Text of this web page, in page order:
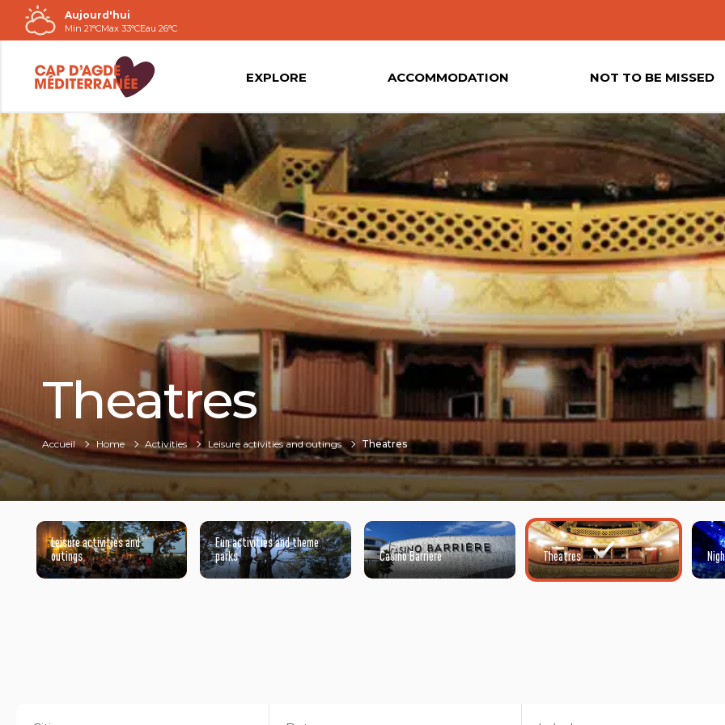
Passer
au
contenu
Aujourd'hui
Min 21°CMax 33°CEau 26°C
EXPLORE ACCOMMODATION NOT TO BE MISSED
Theatres
Accueil Home Activities Leisure activities and outings Theatres
Leisure activities and
outings
Fun activities and theme
parks
Casino Barrière Theatres